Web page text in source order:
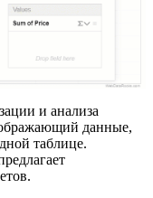
и анализа
данные,
таблице.